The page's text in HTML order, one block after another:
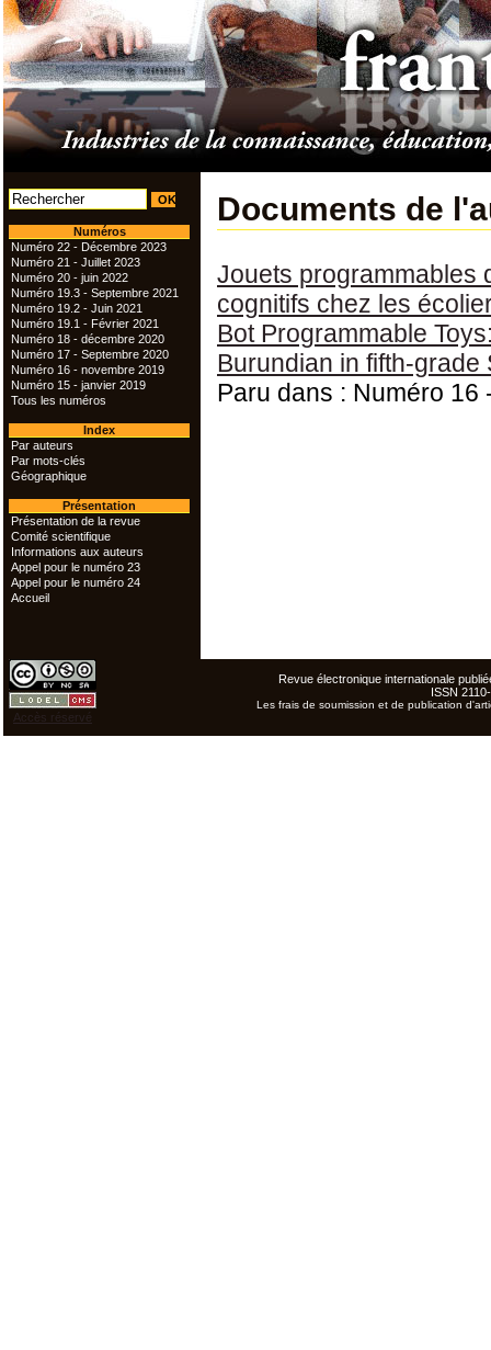
Numéros
Numéro 22 - Décembre 2023
Numéro 21 - Juillet 2023
Numéro 20 - juin 2022
Numéro 19.3 - Septembre 2021
Numéro 19.2 - Juin 2021
Numéro 19.1 - Février 2021
Numéro 18 - décembre 2020
Numéro 17 - Septembre 2020
Numéro 16 - novembre 2019
Numéro 15 - janvier 2019
Tous les numéros
Index
Par auteurs
Par mots-clés
Géographique
Présentation
Présentation de la revue
Comité scientifique
Informations aux auteurs
Appel pour le numéro 23
Appel pour le numéro 24
Accueil
Documents de
Jouets programmables
cognitifs chez les
Bot Programmable
Burundian in fifth-grade
Paru dans : Numéro 16
Accès réservé
Revue électronique internationale
ISSN
Les frais de soumission et de publication